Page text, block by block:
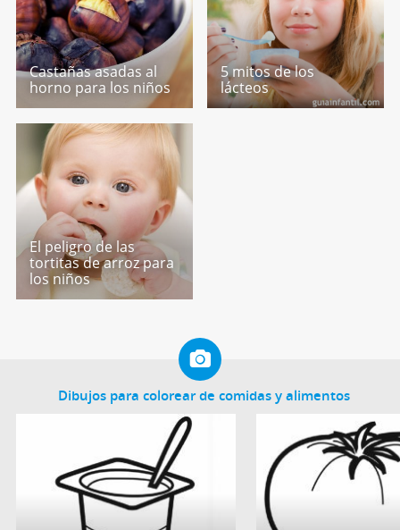
Castañas asadas al
horno para los niños
5 mitos de los
lácteos
El peligro de las
tortitas de arroz para
los niños
Dibujos para colorear de comidas y alimentos